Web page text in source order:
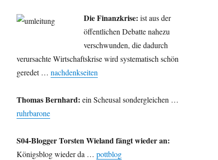
Die Finanzkrise: ist aus der
öffentlichen Debatte nahezu
verschwunden, die dadurch
verursachte Wirtschaftskrise wird systematisch schön
geredet …nachdenkseiten
Thomas Bernhard: ein Scheusal sondergleichen …
ruhrbarone
S04-Blogger Torsten Wieland fängt wieder an:
Königsblog wieder da …pottblog